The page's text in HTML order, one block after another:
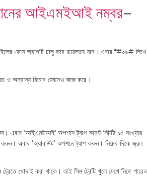
আইএমইআই নম্বর–
ফোন অ্যাপটি চালু করে ডায়লারে যান। এবার *#০৬# লিখে
ও অন্যান্য ফিচার ফোনেও কাজ করে।
এবার ‘আইএমইআই’ অপশনে ট্যাপ করেই নির্দিষ্ট ১৫ সংখ্যার
এবার ‘অ্যাবাউট’ অপশনে ট্যাপ করুন। নিচের দিকে স্ক্রল
খোদাই করা থাকে। তাই সিম ট্রেটি খুলে দেখে নিতে পারেন